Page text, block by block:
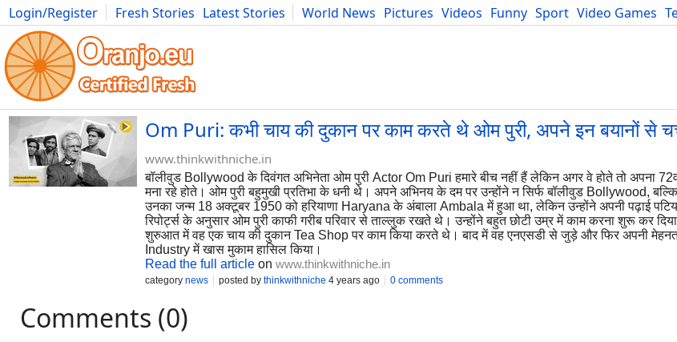
Login/Register Fresh Stories Latest Stories World News Pictures Videos Funny Sport Video Games
Photography Comics Bulgaria Fitness Food Literature Developers Blog
Om Puri: कभी चाय की दुकान पर काम करते थे ओम पुरी, अपने इन बयानों से
www.thinkwithniche.in
बॉलीवुड Bollywood के दिवंगत अभिनेता ओम पुरी Actor Om Puri हमारे बीच नहीं हैं लेकिन अगर वे होते तो अपना
मना रहे होते। ओम पुरी बहुमुखी प्रतिभा के धनी थे। अपने अभिनय के दम पर उन्होंने न सिर्फ बॉलीवुड Bollywood, बल्कि
उनका जन्म 18 अक्टूबर 1950 को हरियाणा Haryana के अंबाला Ambala में हुआ था, लेकिन उन्होंने अपनी पढ़ाई
रिपोर्ट्स के अनुसार ओम पुरी काफी गरीब परिवार से ताल्लुक रखते थे। उन्होंने बहुत छोटी उम्र में काम करना शुरू कर
शुरुआत में वह एक चाय की दुकान Tea Shop पर काम किया करते थे। बाद में वह एनएसडी से जुड़े और फिर अपनी
Industry में खास मुकाम हासिल किया।
Read the full article on www.thinkwithniche.in
category news posted by thinkwithniche 4 years ago 0 comments
Comments (0)